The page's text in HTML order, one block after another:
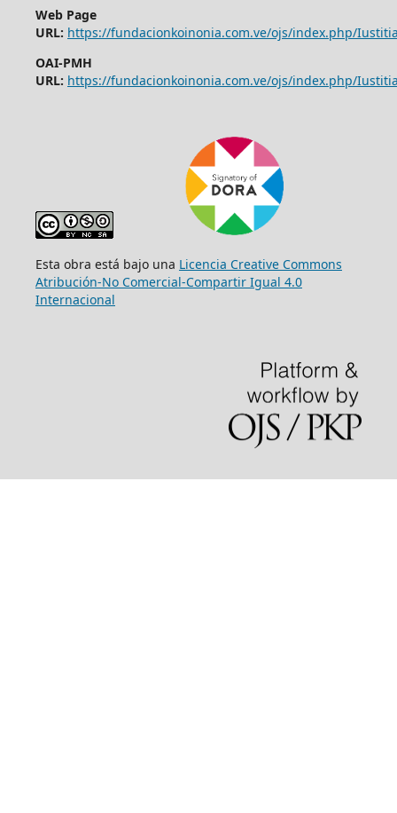
Web Page
URL: https://fundacionkoinonia.com.ve/ojs/index.php/
OAI-PMH
URL: https://fundacionkoinonia.com.ve/ojs/index.php/
Esta obra está bajo una Licencia Creative Commons
Atribución-No Comercial-Compartir Igual 4.0
Internacional